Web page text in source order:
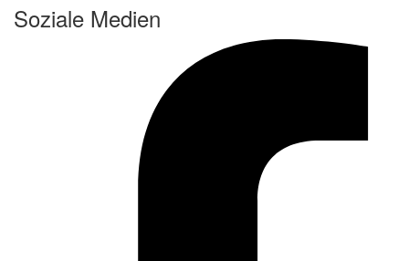
Soziale Medien